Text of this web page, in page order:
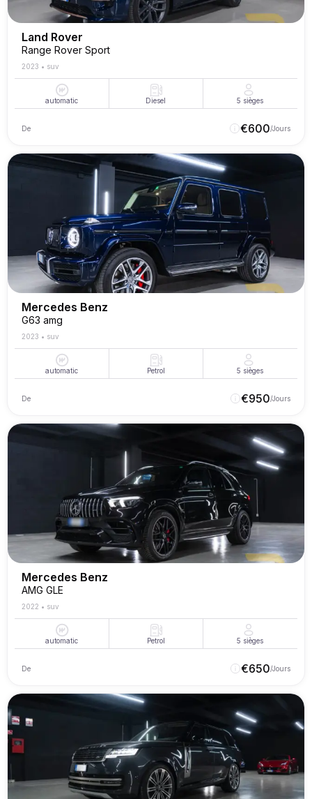
Land Rover
Range Rover Sport
2023 • suv
automatic Diesel 5 sièges
De €600/Jours
Mercedes Benz
G63 amg
2023 • suv
automatic Petrol 5 sièges
De €950/Jours
Mercedes Benz
AMG GLE
2022 • suv
automatic Petrol 5 sièges
De €650/Jours